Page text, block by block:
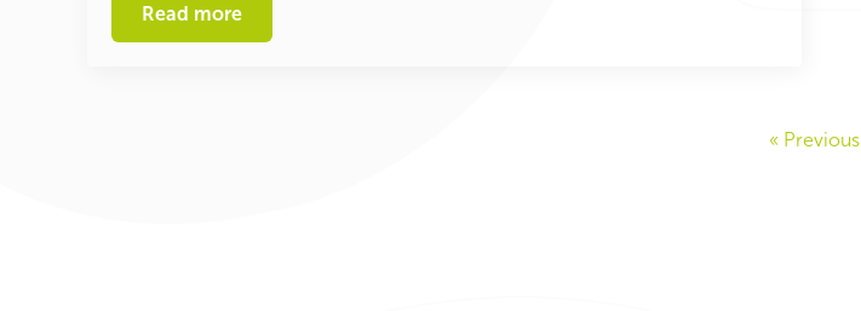
Read more
« Previous